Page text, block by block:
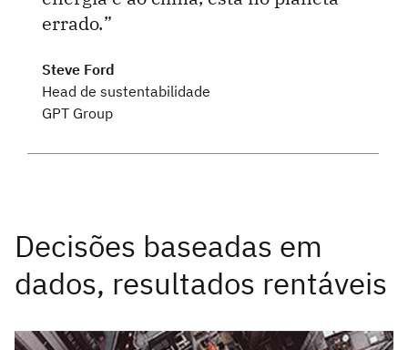
errado.
Steve Ford
Head de sustentabilidade
GPT Group